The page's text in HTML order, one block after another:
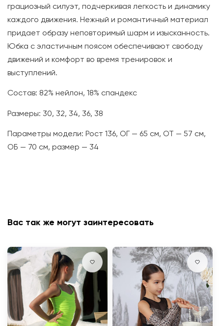
грациозный силуэт, подчеркивая легкость и динамику
каждого движения. Нежный и романтичный материал
придает образу неповторимый шарм и изысканность.
Юбка с эластичным поясом обеспечивают свободу
движений и комфорт во время тренировок и
выступлений.
Состав: 82% нейлон, 18% спандекс
Размеры: 30, 32, 34, 36, 38
Параметры модели: Рост 136, ОГ — 65 см, ОТ — 57 см,
ОБ — 70 см, размер — 34
Вас так же могут заинтересовать